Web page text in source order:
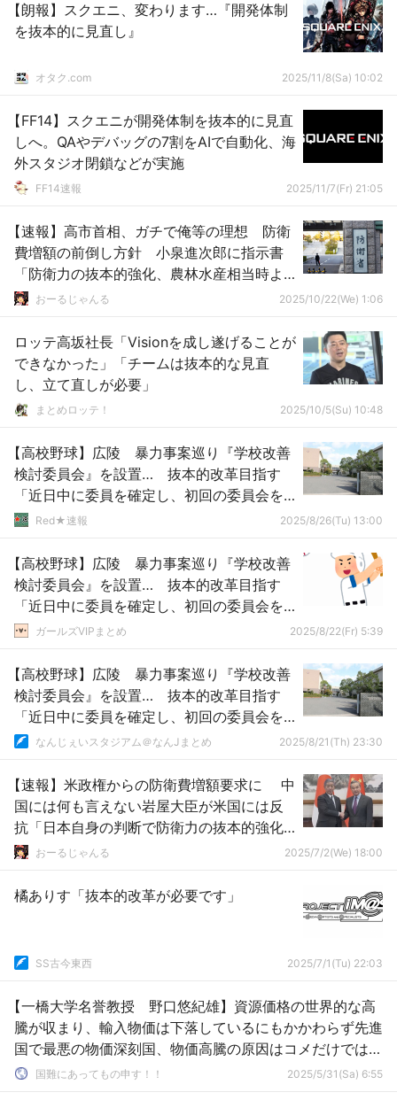
【朗報】スクエニ、変わります…『開発体制
を抜本的に見直し』
オタク.com 2025/11/8(Sa) 10:02
【FF14】スクエニが開発体制を抜本的に見直
しへ。QAやデバッグの7割をAIで自動化、海
外スタジオ閉鎖などが実施
FF14速報 2025/11/7(Fr) 21:05
【速報】高市首相、ガチで俺等の理想 防衛
費増額の前倒し方針 小泉進次郎に指示書
「防衛力の抜本的強化、農林水産相当時よ
りもスピードアップ、力を入れて」
おーるじゃんる 2025/10/22(We) 1:06
ロッテ高坂社長「Visionを成し遂げることが
できなかった」「チームは抜本的な見直
し、立て直しが必要」
まとめロッテ！ 2025/10/5(Su) 10:48
【高校野球】広陵 暴力事案巡り『学校改善
検討委員会』を設置… 抜本的改革目指す
「近日中に委員を確定し、初回の委員会を
開催」Red★速報 2025/8/26(Tu) 13:00
【高校野球】広陵 暴力事案巡り『学校改善
検討委員会』を設置… 抜本的改革目指す
「近日中に委員を確定し、初回の委員会を
開催」ガールズVIPまとめ 2025/8/22(Fr) 5:39
【高校野球】広陵 暴力事案巡り『学校改善
検討委員会』を設置… 抜本的改革目指す
「近日中に委員を確定し、初回の委員会を
開催」なんじぇいスタジアム＠なんJまとめ 2025/8/21(Th) 23:30
【速報】米政権からの防衛費増額要求に 中
国には何も言えない岩屋大臣が米国には反
抗「日本自身の判断で防衛力の抜本的強化
を進めていく」
おーるじゃんる 2025/7/2(We) 18:00
橘ありす「抜本的改革が必要です」
SS古今東西 2025/7/1(Tu) 22:03
【一橋大学名誉教授 野口悠紀雄】資源価格の世界的な高
騰が収まり、輸入物価は下落しているにもかかわらず先進
国で最悪の物価深刻国、物価高騰の原因はコメだけではな
い、抜本的な物価対策が必要 [5/31]
国難にあってもの申す！！ 2025/5/31(Sa) 6:55